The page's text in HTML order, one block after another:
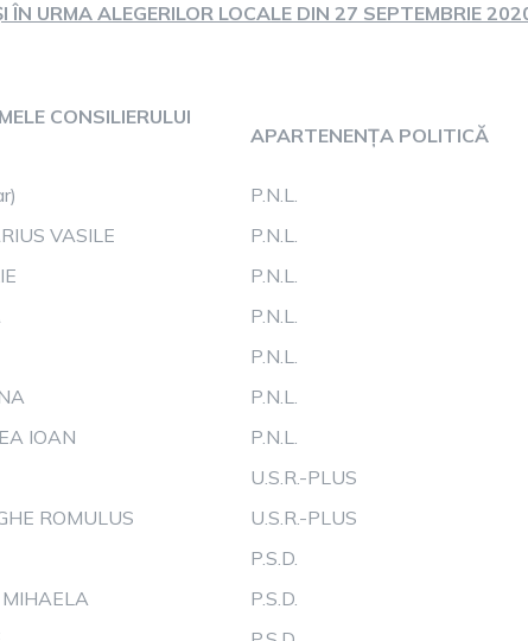
ÎN URMA ALEGERILOR LOCALE DIN 27 SEPTEMBRIE
CONSILIERULUI
APARTENENȚA POLITICĂ
P.N.L.
VASILE
P.N.L.
P.N.L.
P.N.L.
P.N.L.
P.N.L.
IOAN
P.N.L.
U.S.R.-PLUS
ROMULUS
U.S.R.-PLUS
P.S.D.
P.S.D.